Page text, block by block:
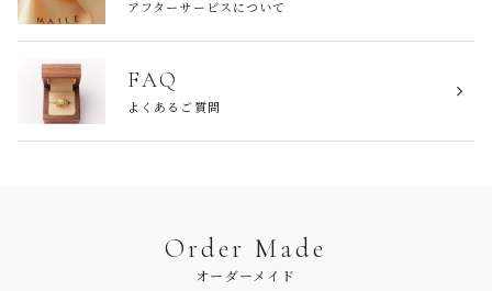
アフターサービスについて
FAQ
よくあるご質問
Order Made
オーダーメイド